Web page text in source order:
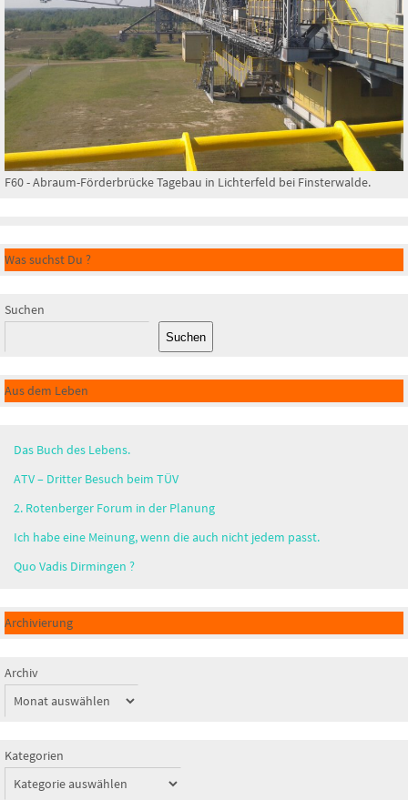
F60 - Abraum-Förderbrücke Tagebau in Lichterfeld bei Finsterwalde.
Was suchst Du ?
Suchen
Suchen
Aus dem Leben
Das Buch des Lebens.
ATV – Dritter Besuch beim TÜV
2. Rotenberger Forum in der Planung
Ich habe eine Meinung, wenn die auch nicht jedem passt.
Quo Vadis Dirmingen ?
Archivierung
Archiv
Kategorien